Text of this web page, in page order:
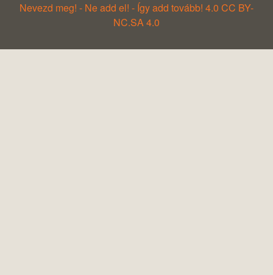
Nevezd meg! - Ne add el! - Így add tovább! 4.0 CC BY-
NC.SA 4.0